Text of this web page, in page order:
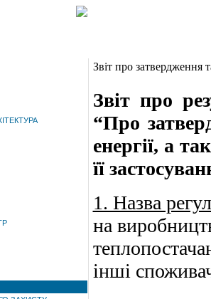
Звіт про затвердження
Звіт про
“Про
енергії, а
її
1. Назва
на
інші